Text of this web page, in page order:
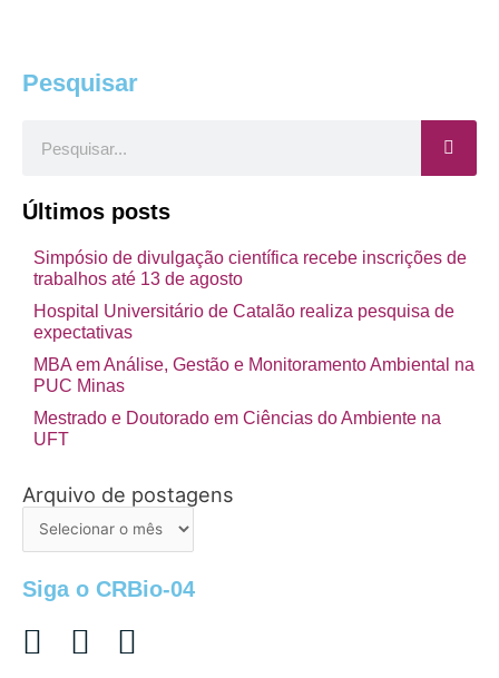
Pesquisar
Últimos posts
Simpósio de divulgação científica recebe inscrições de
trabalhos até 13 de agosto
Hospital Universitário de Catalão realiza pesquisa de
expectativas
MBA em Análise, Gestão e Monitoramento Ambiental na
PUC Minas
Mestrado e Doutorado em Ciências do Ambiente na
UFT
Arquivo de postagens
Arquivo
Siga o CRBio-04